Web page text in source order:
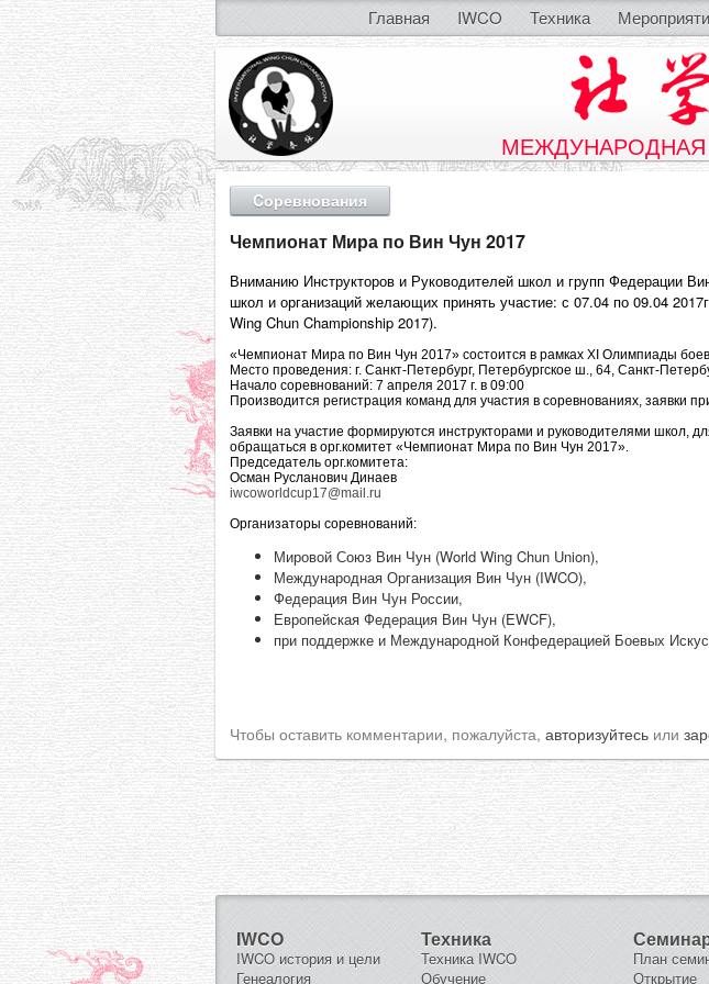
Главная IWCO Техника
МЕЖДУНАРОДНАЯ
Cоревнования
Чемпионат Мира по Вин Чун 2017
Вниманию Инструкторов и Руководителей школ и групп Федерации
школ и организаций желающих принять участие: с 07.04 по 09.04
Wing Chun Championship 2017).
«Чемпионат Мира по Вин Чун 2017» состоится в рамках XI Олимпиады
Место проведения: г. Санкт-Петербург, Петербургское ш., 64, Санкт-
Начало соревнований: 7 апреля 2017 г. в 09:00
Производится регистрация команд для участия в соревнованиях, заявки
Заявки на участие формируются инструкторами и руководителями школ,
обращаться в орг.комитет «Чемпионат Мира по Вин Чун 2017».
Председатель орг.комитета:
Осман Русланович Динаев
iwcoworldcup17@mail.ru
Организаторы соревнований:
Мировой Союз Вин Чун (World Wing Chun Union),
Международная Организация Вин Чун (IWCO),
Федерация Вин Чун России,
Европейская Федерация Вин Чун (EWCF),
при поддержке и Международной Конфедерацией Боевых
Чтобы оставить комментарии, пожалуйста, авторизуйтесь или
IWCO
IWCO история и цели
Генеалогия
Техника
Техника IWCO
Обучение
План
Открытие